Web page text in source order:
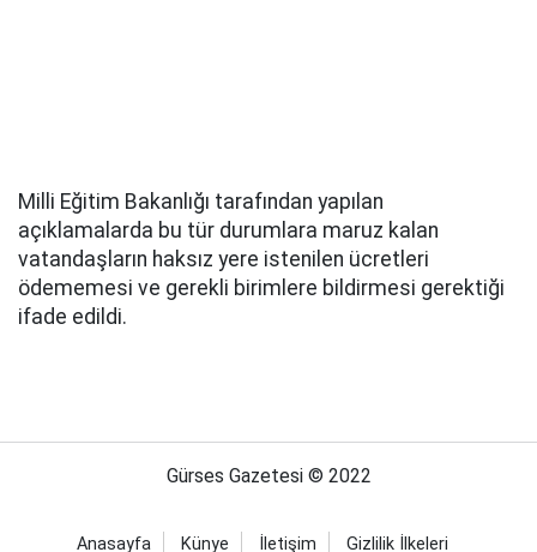
Milli Eğitim Bakanlığı tarafından yapılan
açıklamalarda bu tür durumlara maruz kalan
vatandaşların haksız yere istenilen ücretleri
ödememesi ve gerekli birimlere bildirmesi gerektiği
ifade edildi.
Gürses Gazetesi © 2022
Anasayfa Künye İletişim Gizlilik İlkeleri